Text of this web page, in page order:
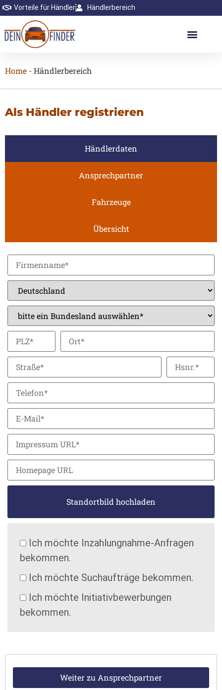
Vorteile für Händler Händlerbereich
Home - Händlerbereich
Als Händler registrieren
Händlerdaten
Ansprechpartner
Fahrzeuge
Übersicht
Standortbild hochladen
Ich möchte Inzahlungnahme-Anfragen
bekommen.
Ich möchte Suchaufträge bekommen.
Ich möchte Initiativbewerbungen
bekommen.